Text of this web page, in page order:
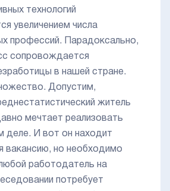
технологий
увеличением числа
профессий. Парадоксально,
сопровождается
в нашей стране.
Допустим,
житель
мечтает реализовать
деле. И вот он находит
вакансию, но необходимо
работодатель на
потребует